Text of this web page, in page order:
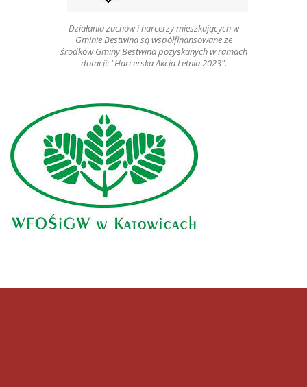
Działania zuchów i harcerzy mieszkających w
Gminie Bestwina są współfinansowane ze
środków Gminy Bestwina pozyskanych w ramach
dotacji: "Harcerska Akcja Letnia 2023".